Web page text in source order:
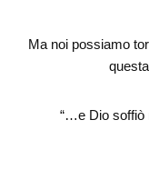
Ma noi possiamo
“…e Dio soffiò